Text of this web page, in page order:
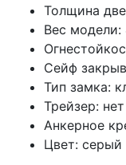
Толщина
Вес модели:
Сейф
Тип замка:
Трейзер: нет
Анкерное
Цвет: серый